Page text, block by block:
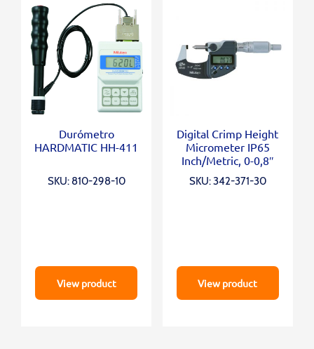
Durómetro
HARDMATIC HH-411
SKU: 810-298-10
View product
Digital Crimp Height
Micrometer IP65
Inch/Metric, 0-0,8″
SKU: 342-371-30
View product